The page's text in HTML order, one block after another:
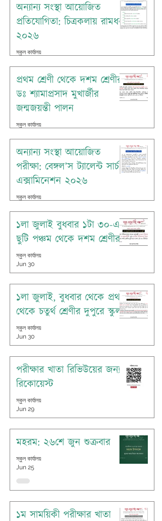
অন্যান্য সংস্থা আয়োজিত
প্রতিযোগিতা: চিত্রকলায় রামধনু
২০২৬
স্কুল কার্যালয়
প্রথম শ্রেণী থেকে দশম শ্রেণীর
ডঃ শ্যামাপ্রসাদ মুখার্জীর
জন্মজয়ন্তী পালন
স্কুল কার্যালয়
অন্যান্য সংস্থা আয়োজিত
পরীক্ষা: বেঙ্গল’স ট্যালেন্ট সার্চ
এক্সামিনেশন ২০২৬
স্কুল কার্যালয়
১লা জুলাই বুধবার ১টা ৩০-এ
ছুটি পঞ্চম থেকে দশম শ্রেণীর
স্কুল কার্যালয়
Jun 30
১লা জুলাই, বুধবার থেকে প্রথম
থেকে চতুর্থ শ্রেণীর দুপুরে স্কুল
স্কুল কার্যালয়
Jun 30
পরীক্ষার খাতা রিভিউয়ের জন্য
রিকোয়েস্ট
স্কুল কার্যালয়
Jun 29
মহরম: ২৬শে জুন শুক্রবার
স্কুল কার্যালয়
Jun 25
১ম সাময়িকী পরীক্ষার খাতা